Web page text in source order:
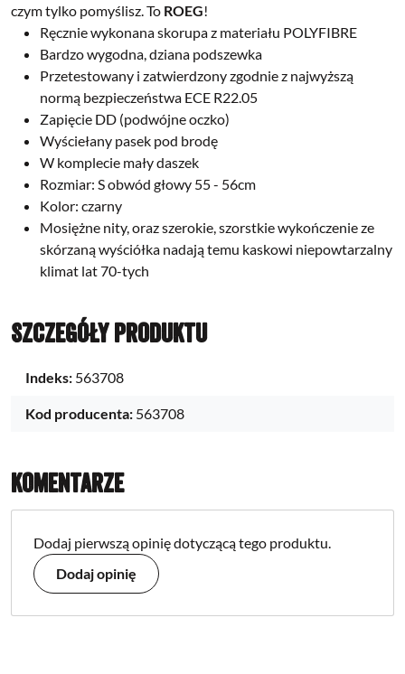
czym tylko pomyślisz. To ROEG!
Ręcznie wykonana skorupa z materiału POLYFIBRE
Bardzo wygodna, dziana podszewka
Przetestowany i zatwierdzony zgodnie z najwyższą
normą bezpieczeństwa ECE R22.05
Zapięcie DD (podwójne oczko)
Wyściełany pasek pod brodę
W komplecie mały daszek
Rozmiar: S obwód głowy 55 - 56cm
Kolor: czarny
Mosiężne nity, oraz szerokie, szorstkie wykończenie ze
skórzaną wyściółka nadają temu kaskowi niepowtarzalny
klimat lat 70-tych
Szczegóły produktu
Indeks: 563708
Kod producenta: 563708
Komentarze
Dodaj pierwszą opinię dotyczącą tego produktu.
Dodaj opinię